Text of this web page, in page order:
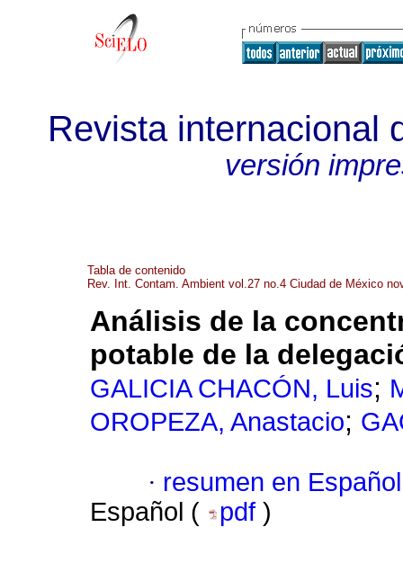
Revista internacional
versión
Tabla de contenido
Rev. Int. Contam. Ambient vol.27 no.4 Ciudad de México
Análisis de la
potable de la
GALICIA CHACÓN, Luis;
OROPEZA, Anastacio;
· resumen en Español
Español (
pdf )